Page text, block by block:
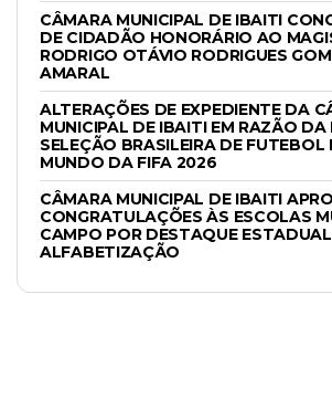
CÂMARA MUNICIPAL DE IBAITI
DE CIDADÃO HONORÁRIO AO
RODRIGO OTÁVIO RODRIGUES
AMARAL
ALTERAÇÕES DE EXPEDIENTE DA
MUNICIPAL DE IBAITI EM RAZÃO
SELEÇÃO BRASILEIRA DE
MUNDO DA FIFA 2026
CÂMARA MUNICIPAL DE IBAITI
CONGRATULAÇÕES ÀS ESCOLAS
CAMPO POR DESTAQUE
ALFABETIZAÇÃO